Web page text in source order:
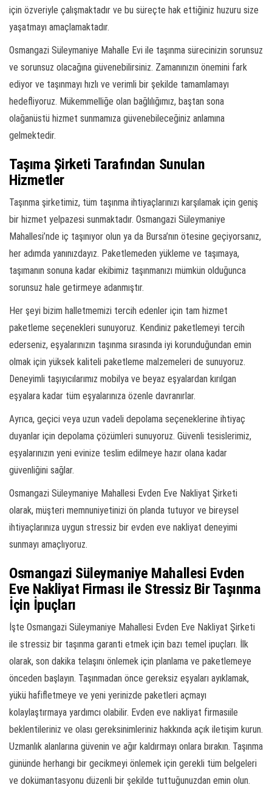
için özveriyle çalışmaktadır ve bu süreçte hak ettiğiniz huzuru size
yaşatmayı amaçlamaktadır.
Osmangazi Süleymaniye Mahalle Evi ile taşınma sürecinizin sorunsuz
ve sorunsuz olacağına güvenebilirsiniz. Zamanınızın önemini fark
ediyor ve taşınmayı hızlı ve verimli bir şekilde tamamlamayı
hedefliyoruz. Mükemmelliğe olan bağlılığımız, baştan sona
olağanüstü hizmet sunmamıza güvenebileceğiniz anlamına
gelmektedir.
Taşıma Şirketi Tarafından Sunulan
Hizmetler
Taşınma şirketimiz, tüm taşınma ihtiyaçlarınızı karşılamak için geniş
bir hizmet yelpazesi sunmaktadır. Osmangazi Süleymaniye
Mahallesi’nde iç taşınıyor olun ya da Bursa’nın ötesine geçiyorsanız,
her adımda yanınızdayız. Paketlemeden yükleme ve taşımaya,
taşımanın sonuna kadar ekibimiz taşınmanızı mümkün olduğunca
sorunsuz hale getirmeye adanmıştır.
Her şeyi bizim halletmemizi tercih edenler için tam hizmet
paketleme seçenekleri sunuyoruz. Kendiniz paketlemeyi tercih
ederseniz, eşyalarınızın taşınma sırasında iyi korunduğundan emin
olmak için yüksek kaliteli paketleme malzemeleri de sunuyoruz.
Deneyimli taşıyıcılarımız mobilya ve beyaz eşyalardan kırılgan
eşyalara kadar tüm eşyalarınıza özenle davranırlar.
Ayrıca, geçici veya uzun vadeli depolama seçeneklerine ihtiyaç
duyanlar için depolama çözümleri sunuyoruz. Güvenli tesislerimiz,
eşyalarınızın yeni evinize teslim edilmeye hazır olana kadar
güvenliğini sağlar.
Osmangazi Süleymaniye Mahallesi Evden Eve Nakliyat Şirketi
olarak, müşteri memnuniyetinizi ön planda tutuyor ve bireysel
ihtiyaçlarınıza uygun stressiz bir evden eve nakliyat deneyimi
sunmayı amaçlıyoruz.
Osmangazi Süleymaniye Mahallesi Evden
Eve Nakliyat Firması ile Stressiz Bir Taşınma
İçin İpuçları
İşte Osmangazi Süleymaniye Mahallesi Evden Eve Nakliyat Şirketi
ile stressiz bir taşınma garanti etmek için bazı temel ipuçları. İlk
olarak, son dakika telaşını önlemek için planlama ve paketlemeye
önceden başlayın. Taşınmadan önce gereksiz eşyaları ayıklamak,
yükü hafifletmeye ve yeni yerinizde paketleri açmayı
kolaylaştırmaya yardımcı olabilir. Evden eve nakliyat firmasıile
beklentileriniz ve olası gereksinimleriniz hakkında açık iletişim kurun.
Uzmanlık alanlarına güvenin ve ağır kaldırmayı onlara bırakın. Taşınma
gününde herhangi bir gecikmeyi önlemek için gerekli tüm belgeleri
ve dokümantasyonu düzenli bir şekilde tuttuğunuzdan emin olun.